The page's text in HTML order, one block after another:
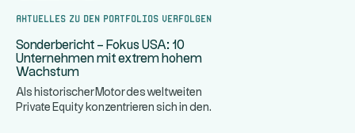
Aktuelles zu den Portfolios verfolgen
Sonderbericht – Fokus USA: 10
Unternehmen mit extrem hohem
Wachstum
Als historischer Motor des weltweiten
Private Equity konzentrieren sich in den